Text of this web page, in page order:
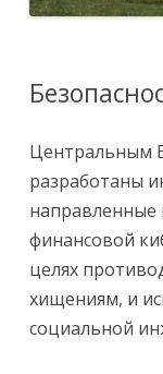
Центральным
разработаны
финансовой
целях
хищениям, и
социальной